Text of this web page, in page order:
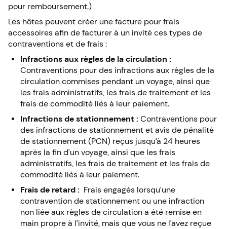
pour remboursement.)
Les hôtes peuvent créer une facture pour frais
accessoires afin de facturer à un invité ces types de
contraventions et de frais :
Infractions aux règles de la circulation :
Contraventions pour des infractions aux règles de la
circulation commises pendant un voyage, ainsi que
les frais administratifs, les frais de traitement et les
frais de commodité liés à leur paiement.
Infractions de stationnement : Contraventions pour
des infractions de stationnement et avis de pénalité
de stationnement (PCN) reçus jusqu’à 24 heures
après la fin d’un voyage, ainsi que les frais
administratifs, les frais de traitement et les frais de
commodité liés à leur paiement.
Frais de retard : Frais engagés lorsqu’une
contravention de stationnement ou une infraction
non liée aux règles de circulation a été remise en
main propre à l’invité, mais que vous ne l’avez reçue